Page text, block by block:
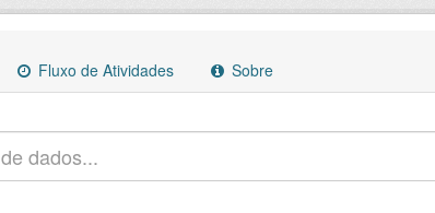
Fluxo de Atividades Sobre